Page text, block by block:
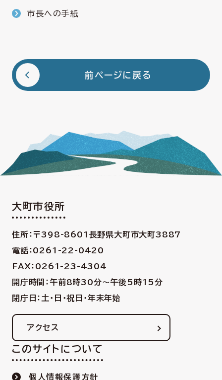
市長への手紙
前ページに戻る
大町市役所
住所：〒398-8601 長野県大町市大町3887
電話：0261-22-0420
FAX：0261-23-4304
開庁時間：午前8時30分〜午後5時15分
閉庁日：土・日・祝日・年末年始
アクセス
このサイトについて
個人情報保護方針